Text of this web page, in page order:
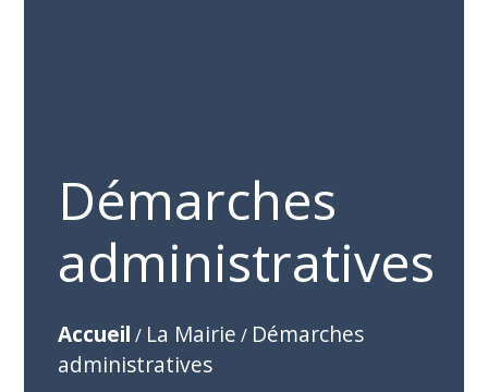
Démarches
administratives
Accueil / La Mairie / Démarches
administratives